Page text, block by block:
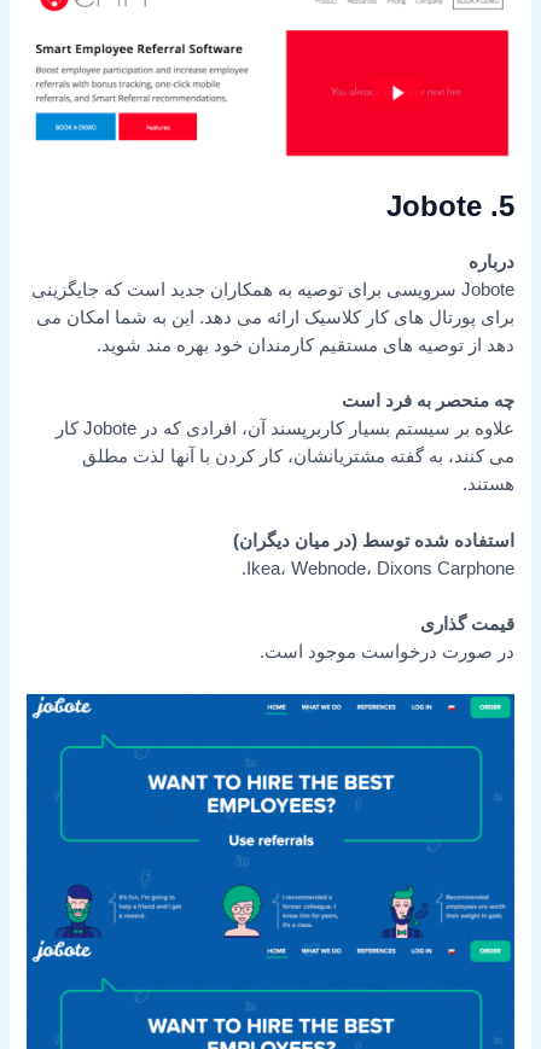
5. Jobote
درباره
Jobote سرویسی برای توصیه به همکاران جدید است که جایگزینی
برای پورتال های کار کلاسیک ارائه می دهد. این به شما امکان می
دهد از توصیه های مستقیم کارمندان خود بهره مند شوید.
چه منحصر به فرد است
علاوه بر سیستم بسیار کاربرپسند آن، افرادی که در Jobote کار
می کنند، به گفته مشتریانشان، کار کردن با آنها لذت مطلق
هستند.
استفاده شده توسط (در میان دیگران)
Ikea، Webnode، Dixons Carphone.
قیمت گذاری
در صورت درخواست موجود است.